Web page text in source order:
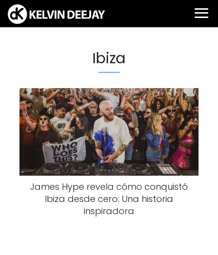
Ibiza
James Hype revela cómo conquistó
Ibiza desde cero: Una historia
inspiradora